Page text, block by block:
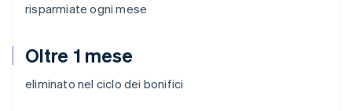
risparmiate ogni mese
Oltre 1 mese
eliminato nel ciclo dei bonifici